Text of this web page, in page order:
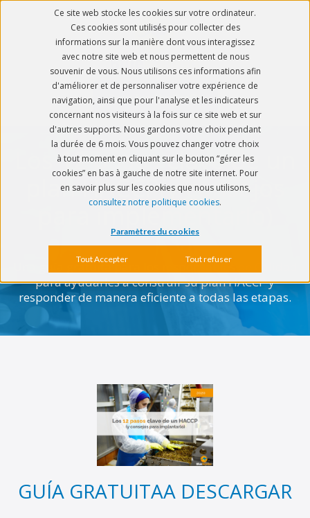
Ce site web stocke les cookies sur votre ordinateur.
Ces cookies sont utilisés pour collecter des
informations sur la manière dont vous interagissez
avec notre site web et nous permettent de nous
souvenir de vous. Nous utilisons ces informations afin
d'améliorer et de personnaliser votre expérience de
navigation, ainsi que pour l'analyse et les indicateurs
concernant nos visiteurs à la fois sur ce site web et sur
d'autres supports. Nous gardons votre choix pendant
la durée de 6 mois. Vous pouvez changer votre choix
à tout moment en cliquant sur le bouton “gérer les
cookies” en bas à gauche de notre site internet. Pour
en savoir plus sur les cookies que nous utilisons,
consultez notre politique cookies.
Paramètres du cookies
Tout Accepter Tout refuser
Descubre BlueKanGo
Los 12 pasos clave de un
plan HACCP(y consejos
para implementarlo)
Una guía gratuita para los responsables de Calidad
para ayudarles a construir su plan HACCP y
responder de manera eficiente a todas las etapas.
GUÍA GRATUITAA DESCARGAR